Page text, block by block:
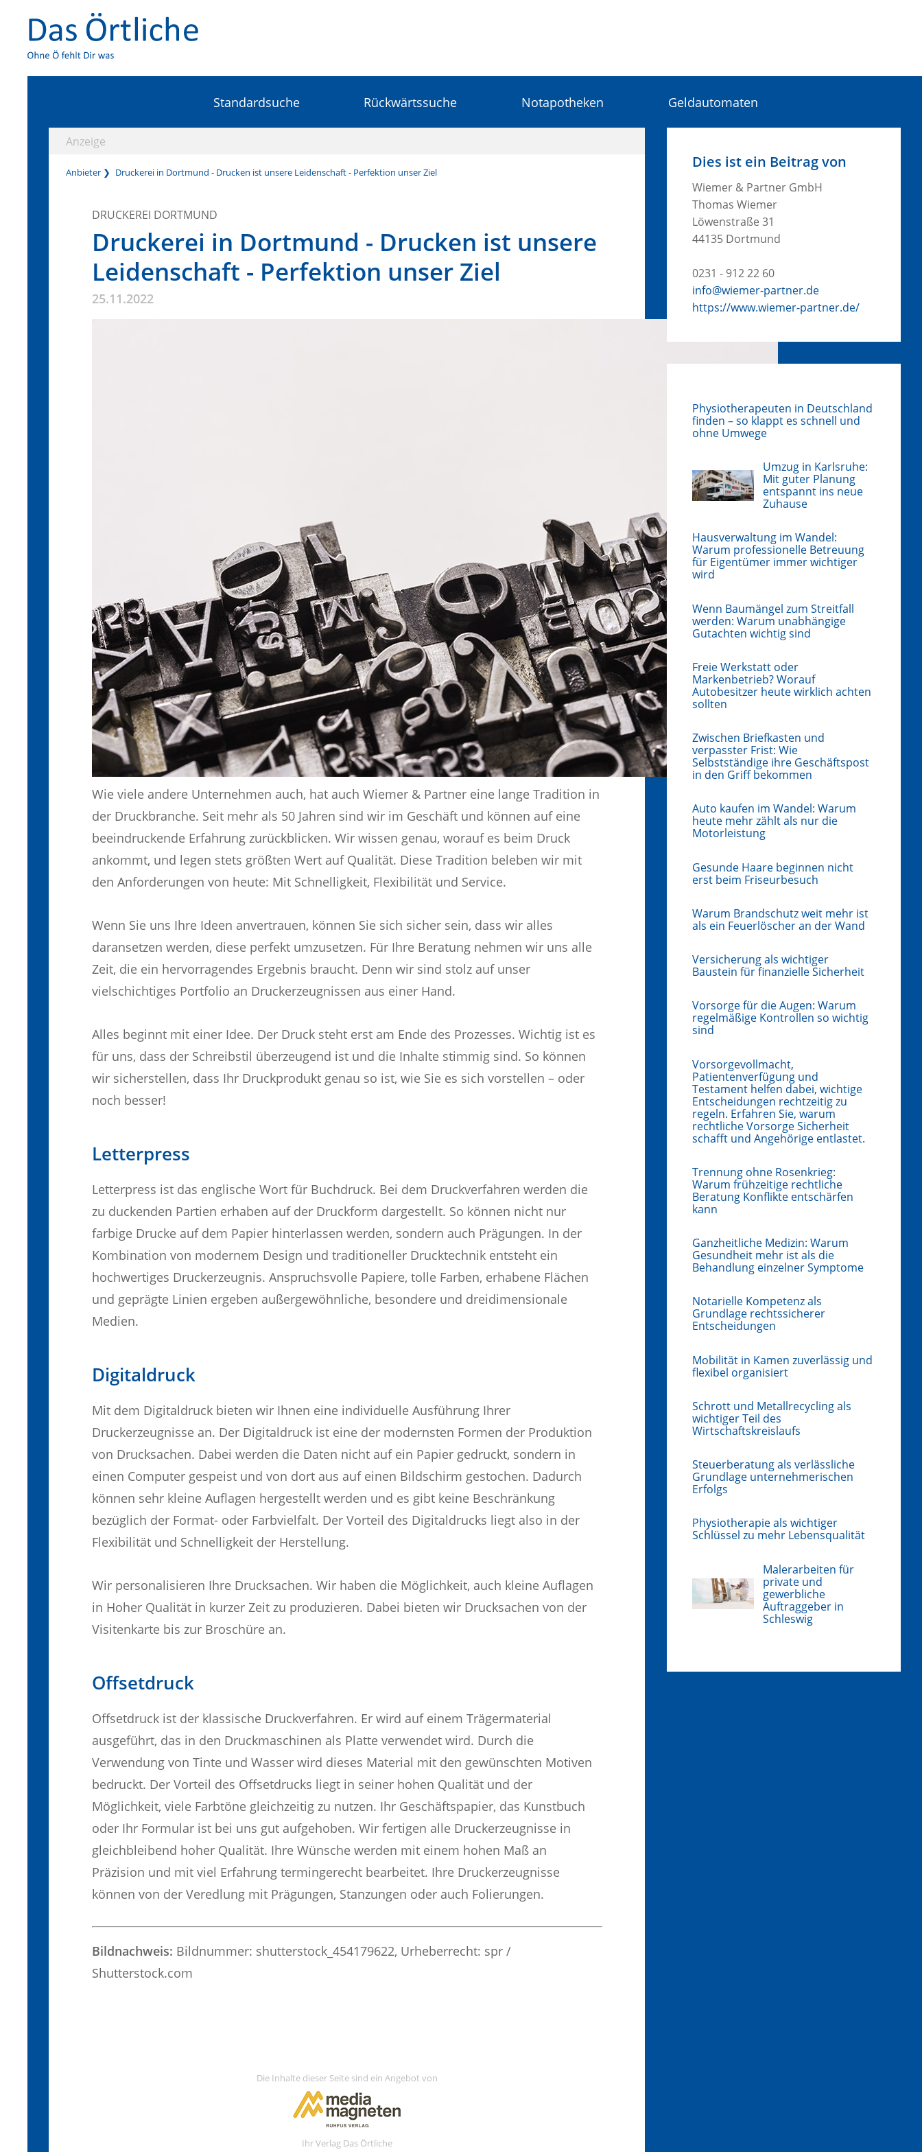
Standardsuche Rückwärtssuche Notapotheken Geldautomaten
Anzeige
Anbieter Druckerei in Dortmund - Drucken ist unsere Leidenschaft - Perfektion unser Ziel
DRUCKEREI DORTMUND
Druckerei in Dortmund - Drucken ist unsere
Leidenschaft - Perfektion unser Ziel
25.11.2022
Wie viele andere Unternehmen auch, hat auch Wiemer & Partner eine lange Tradition in
der Druckbranche. Seit mehr als 50 Jahren sind wir im Geschäft und können auf eine
beeindruckende Erfahrung zurückblicken. Wir wissen genau, worauf es beim Druck
ankommt, und legen stets größten Wert auf Qualität. Diese Tradition beleben wir mit
den Anforderungen von heute: Mit Schnelligkeit, Flexibilität und Service.
Wenn Sie uns Ihre Ideen anvertrauen, können Sie sich sicher sein, dass wir alles
daransetzen werden, diese perfekt umzusetzen. Für Ihre Beratung nehmen wir uns alle
Zeit, die ein hervorragendes Ergebnis braucht. Denn wir sind stolz auf unser
vielschichtiges Portfolio an Druckerzeugnissen aus einer Hand.
Alles beginnt mit einer Idee. Der Druck steht erst am Ende des Prozesses. Wichtig ist es
für uns, dass der Schreibstil überzeugend ist und die Inhalte stimmig sind. So können
wir sicherstellen, dass Ihr Druckprodukt genau so ist, wie Sie es sich vorstellen – oder
noch besser!
Letterpress
Letterpress ist das englische Wort für Buchdruck. Bei dem Druckverfahren werden die
zu duckenden Partien erhaben auf der Druckform dargestellt. So können nicht nur
farbige Drucke auf dem Papier hinterlassen werden, sondern auch Prägungen. In der
Kombination von modernem Design und traditioneller Drucktechnik entsteht ein
hochwertiges Druckerzeugnis. Anspruchsvolle Papiere, tolle Farben, erhabene Flächen
und geprägte Linien ergeben außergewöhnliche, besondere und dreidimensionale
Medien.
Digitaldruck
Mit dem Digitaldruck bieten wir Ihnen eine individuelle Ausführung Ihrer
Druckerzeugnisse an. Der Digitaldruck ist eine der modernsten Formen der Produktion
von Drucksachen. Dabei werden die Daten nicht auf ein Papier gedruckt, sondern in
einen Computer gespeist und von dort aus auf einen Bildschirm gestochen. Dadurch
können sehr kleine Auflagen hergestellt werden und es gibt keine Beschränkung
bezüglich der Format- oder Farbvielfalt. Der Vorteil des Digitaldrucks liegt also in der
Flexibilität und Schnelligkeit der Herstellung.
Wir personalisieren Ihre Drucksachen. Wir haben die Möglichkeit, auch kleine Auflagen
in Hoher Qualität in kurzer Zeit zu produzieren. Dabei bieten wir Drucksachen von der
Visitenkarte bis zur Broschüre an.
Offsetdruck
Offsetdruck ist der klassische Druckverfahren. Er wird auf einem Trägermaterial
ausgeführt, das in den Druckmaschinen als Platte verwendet wird. Durch die
Verwendung von Tinte und Wasser wird dieses Material mit den gewünschten Motiven
bedruckt. Der Vorteil des Offsetdrucks liegt in seiner hohen Qualität und der
Möglichkeit, viele Farbtöne gleichzeitig zu nutzen. Ihr Geschäftspapier, das Kunstbuch
oder Ihr Formular ist bei uns gut aufgehoben. Wir fertigen alle Druckerzeugnisse in
gleichbleibend hoher Qualität. Ihre Wünsche werden mit einem hohen Maß an
Präzision und mit viel Erfahrung termingerecht bearbeitet. Ihre Druckerzeugnisse
können von der Veredlung mit Prägungen, Stanzungen oder auch Folierungen.
Bildnachweis: Bildnummer: shutterstock_454179622, Urheberrecht: spr /
Shutterstock.com
Dies ist ein Beitrag von
Wiemer & Partner GmbH
Thomas Wiemer
Löwenstraße 31
44135 Dortmund
0231 - 912 22 60
info@wiemer-partner.de
https://www.wiemer-partner.de/
Physiotherapeuten in Deutschland
finden – so klappt es schnell und
ohne Umwege
Umzug in Karlsruhe:
Mit guter Planung
entspannt ins neue
Zuhause
Hausverwaltung im Wandel:
Warum professionelle Betreuung
für Eigentümer immer wichtiger
wird
Wenn Baumängel zum Streitfall
werden: Warum unabhängige
Gutachten wichtig sind
Freie Werkstatt oder
Markenbetrieb? Worauf
Autobesitzer heute wirklich achten
sollten
Zwischen Briefkasten und
verpasster Frist: Wie
Selbstständige ihre Geschäftspost
in den Griff bekommen
Auto kaufen im Wandel: Warum
heute mehr zählt als nur die
Motorleistung
Gesunde Haare beginnen nicht
erst beim Friseurbesuch
Warum Brandschutz weit mehr ist
als ein Feuerlöscher an der Wand
Versicherung als wichtiger
Baustein für finanzielle Sicherheit
Vorsorge für die Augen: Warum
regelmäßige Kontrollen so wichtig
sind
Vorsorgevollmacht,
Patientenverfügung und
Testament helfen dabei, wichtige
Entscheidungen rechtzeitig zu
regeln. Erfahren Sie, warum
rechtliche Vorsorge Sicherheit
schafft und Angehörige entlastet.
Trennung ohne Rosenkrieg:
Warum frühzeitige rechtliche
Beratung Konflikte entschärfen
kann
Ganzheitliche Medizin: Warum
Gesundheit mehr ist als die
Behandlung einzelner Symptome
Notarielle Kompetenz als
Grundlage rechtssicherer
Entscheidungen
Mobilität in Kamen zuverlässig und
flexibel organisiert
Schrott und Metallrecycling als
wichtiger Teil des
Wirtschaftskreislaufs
Steuerberatung als verlässliche
Grundlage unternehmerischen
Erfolgs
Physiotherapie als wichtiger
Schlüssel zu mehr Lebensqualität
Malerarbeiten für
private und
gewerbliche
Auftraggeber in
Schleswig